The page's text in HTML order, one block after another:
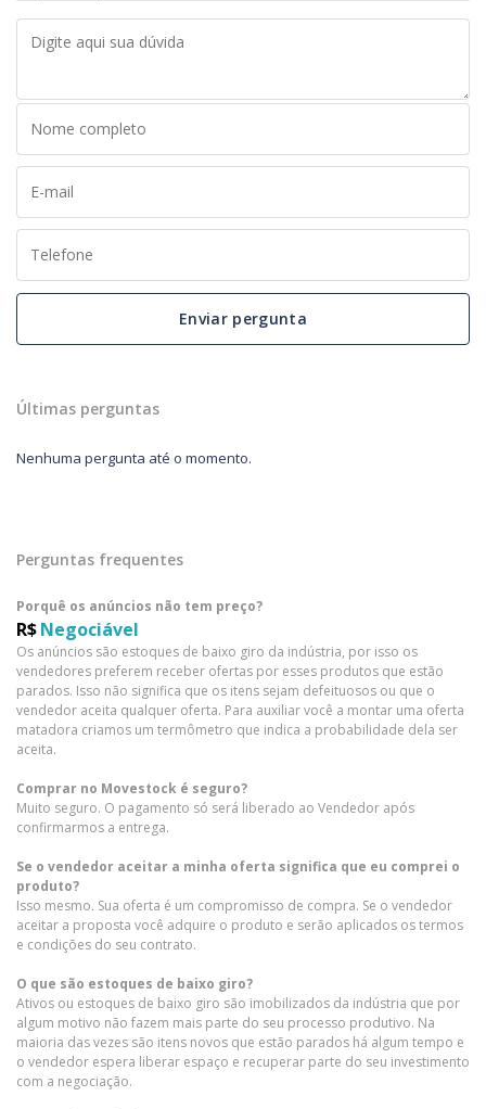
Enviar pergunta
Últimas perguntas
Nenhuma pergunta até o momento.
Perguntas frequentes
Porquê os anúncios não tem preço?
R$Negociável
Os anúncios são estoques de baixo giro da indústria, por isso os
vendedores preferem receber ofertas por esses produtos que estão
parados. Isso não significa que os itens sejam defeituosos ou que o
vendedor aceita qualquer oferta. Para auxiliar você a montar uma oferta
matadora criamos um termômetro que indica a probabilidade dela ser
aceita.
Comprar no Movestock é seguro?
Muito seguro. O pagamento só será liberado ao Vendedor após
confirmarmos a entrega.
Se o vendedor aceitar a minha oferta significa que eu comprei o
produto?
Isso mesmo. Sua oferta é um compromisso de compra. Se o vendedor
aceitar a proposta você adquire o produto e serão aplicados os termos
e condições do seu contrato.
O que são estoques de baixo giro?
Ativos ou estoques de baixo giro são imobilizados da indústria que por
algum motivo não fazem mais parte do seu processo produtivo. Na
maioria das vezes são itens novos que estão parados há algum tempo e
o vendedor espera liberar espaço e recuperar parte do seu investimento
com a negociação.